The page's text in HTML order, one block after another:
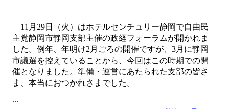
11月29日（火）はホテルセンチュリー静岡で自由民
主党静岡市静岡支部主催の政経フォーラムが開かれま
した。例年、年明け2月ごろの開催ですが、3月に静岡
市議選を控えていることから、今回はこの時期での開
催となりました。準備・運営にあたられた支部の皆さ
ま、本当におつかれさまでした。
...